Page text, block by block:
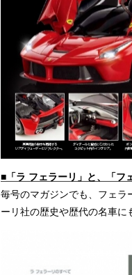
■「ラ フェラーリ」と、「フ
毎号のマガジンでも、フェラ
ーリ社の歴史や歴代の名車に